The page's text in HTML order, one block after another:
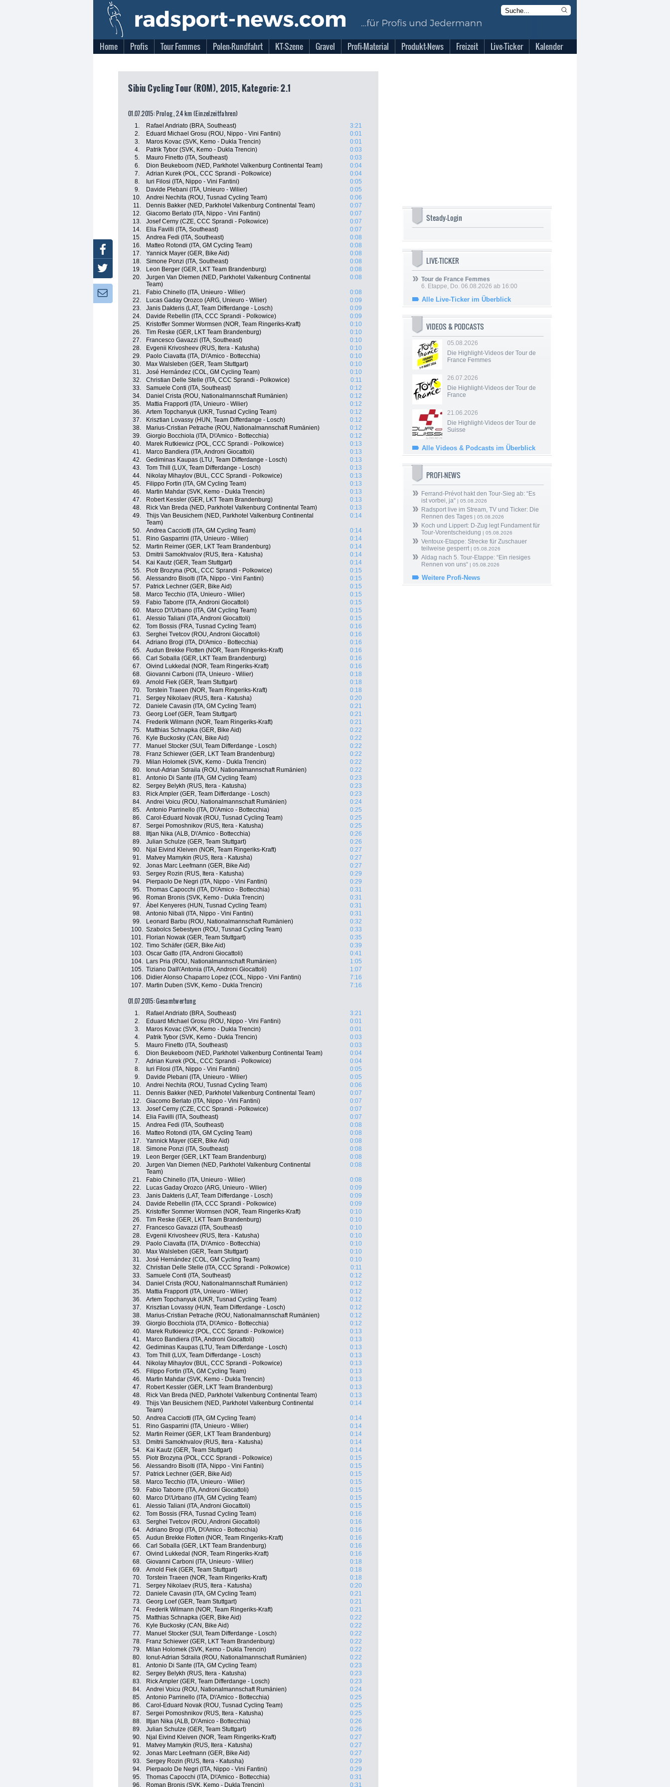
Home Profis Tour Femmes Polen-Rundfahrt KT-Szene Gravel Profi-Material Produkt-News Freizeit Live-Ticker Kalender
Sibiu Cycling Tour (ROM), 2015, Kategorie: 2.1
01.07.2015: Prolog , 2.4 km (Einzelzeitfahren)
1. Rafael Andriato (BRA, Southeast)
3:21
2.
Eduard Michael Grosu (ROU, Nippo - Vini Fantini)
0:01
3.
Maros Kovac (SVK, Kemo - Dukla Trencin)
0:01
4.
Patrik Tybor (SVK, Kemo - Dukla Trencin)
0:03
5.
Mauro Finetto (ITA, Southeast)
0:03
6.
Dion Beukeboom (NED, Parkhotel Valkenburg Continental Team)
0:04
7.
Adrian Kurek (POL, CCC Sprandi - Polkowice)
0:04
8.
Iuri Filosi (ITA, Nippo - Vini Fantini)
0:05
9.
Davide Plebani (ITA, Unieuro - Wilier)
0:05
10.
Andrei Nechita (ROU, Tusnad Cycling Team)
0:06
11.
Dennis Bakker (NED, Parkhotel Valkenburg Continental Team)
0:07
12.
Giacomo Berlato (ITA, Nippo - Vini Fantini)
0:07
13.
Josef Cerny (CZE, CCC Sprandi - Polkowice)
0:07
14.
Elia Favilli (ITA, Southeast)
0:07
15.
Andrea Fedi (ITA, Southeast)
0:08
16.
Matteo Rotondi (ITA, GM Cycling Team)
0:08
17.
Yannick Mayer (GER, Bike Aid)
0:08
18.
Simone Ponzi (ITA, Southeast)
0:08
19.
Leon Berger (GER, LKT Team Brandenburg)
0:08
20.
Jurgen Van Diemen (NED, Parkhotel Valkenburg Continental
Team)
0:08
21. Fabio Chinello (ITA, Unieuro - Wilier)
0:08
22.
Lucas Gaday Orozco (ARG, Unieuro - Wilier)
0:09
23.
Janis Dakteris (LAT, Team Differdange - Losch)
0:09
24.
Davide Rebellin (ITA, CCC Sprandi - Polkowice)
0:09
25.
Kristoffer Sommer Wormsen (NOR, Team Ringeriks-Kraft)
0:10
26.
Tim Reske (GER, LKT Team Brandenburg)
0:10
27.
Francesco Gavazzi (ITA, Southeast)
0:10
28.
Evgenii Krivosheev (RUS, Itera - Katusha)
0:10
29.
Paolo Ciavatta (ITA, D\'Amico - Bottecchia)
0:10
30.
Max Walsleben (GER, Team Stuttgart)
0:10
31.
José Hernández (COL, GM Cycling Team)
0:10
32.
Christian Delle Stelle (ITA, CCC Sprandi - Polkowice)
0:11
33.
Samuele Conti (ITA, Southeast)
0:12
34.
Daniel Crista (ROU, Nationalmannschaft Rumänien)
0:12
35.
Mattia Frapporti (ITA, Unieuro - Wilier)
0:12
36.
Artem Topchanyuk (UKR, Tusnad Cycling Team)
0:12
37.
Krisztian Lovassy (HUN, Team Differdange - Losch)
0:12
38.
Marius-Cristian Petrache (ROU, Nationalmannschaft Rumänien)
0:12
39.
Giorgio Bocchiola (ITA, D\'Amico - Bottecchia)
0:12
40.
Marek Rutkiewicz (POL, CCC Sprandi - Polkowice)
0:13
41.
Marco Bandiera (ITA, Androni Giocattoli)
0:13
42.
Gediminas Kaupas (LTU, Team Differdange - Losch)
0:13
43.
Tom Thill (LUX, Team Differdange - Losch)
0:13
44.
Nikolay Mihaylov (BUL, CCC Sprandi - Polkowice)
0:13
45.
Filippo Fortin (ITA, GM Cycling Team)
0:13
46.
Martin Mahdar (SVK, Kemo - Dukla Trencin)
0:13
47.
Robert Kessler (GER, LKT Team Brandenburg)
0:13
48.
Rick Van Breda (NED, Parkhotel Valkenburg Continental Team)
0:13
49.
Thijs Van Beusichem (NED, Parkhotel Valkenburg Continental
Team)
0:14
50. Andrea Cacciotti (ITA, GM Cycling Team)
0:14
51.
Rino Gasparrini (ITA, Unieuro - Wilier)
0:14
52.
Martin Reimer (GER, LKT Team Brandenburg)
0:14
53.
Dmitrii Samokhvalov (RUS, Itera - Katusha)
0:14
54.
Kai Kautz (GER, Team Stuttgart)
0:14
55.
Piotr Brozyna (POL, CCC Sprandi - Polkowice)
0:15
56.
Alessandro Bisolti (ITA, Nippo - Vini Fantini)
0:15
57.
Patrick Lechner (GER, Bike Aid)
0:15
58.
Marco Tecchio (ITA, Unieuro - Wilier)
0:15
59.
Fabio Taborre (ITA, Androni Giocattoli)
0:15
60.
Marco D\'Urbano (ITA, GM Cycling Team)
0:15
61.
Alessio Taliani (ITA, Androni Giocattoli)
0:15
62.
Tom Bossis (FRA, Tusnad Cycling Team)
0:16
63.
Serghei Tvetcov (ROU, Androni Giocattoli)
0:16
64.
Adriano Brogi (ITA, D\'Amico - Bottecchia)
0:16
65.
Audun Brekke Flotten (NOR, Team Ringeriks-Kraft)
0:16
66.
Carl Soballa (GER, LKT Team Brandenburg)
0:16
67.
Oivind Lukkedal (NOR, Team Ringeriks-Kraft)
0:16
68.
Giovanni Carboni (ITA, Unieuro - Wilier)
0:18
69.
Arnold Fiek (GER, Team Stuttgart)
0:18
70.
Torstein Traeen (NOR, Team Ringeriks-Kraft)
0:18
71.
Sergey Nikolaev (RUS, Itera - Katusha)
0:20
72.
Daniele Cavasin (ITA, GM Cycling Team)
0:21
73.
Georg Loef (GER, Team Stuttgart)
0:21
74.
Frederik Wilmann (NOR, Team Ringeriks-Kraft)
0:21
75.
Matthias Schnapka (GER, Bike Aid)
0:22
76.
Kyle Buckosky (CAN, Bike Aid)
0:22
77.
Manuel Stocker (SUI, Team Differdange - Losch)
0:22
78.
Franz Schiewer (GER, LKT Team Brandenburg)
0:22
79.
Milan Holomek (SVK, Kemo - Dukla Trencin)
0:22
80.
Ionut-Adrian Sdraila (ROU, Nationalmannschaft Rumänien)
0:22
81.
Antonio Di Sante (ITA, GM Cycling Team)
0:23
82.
Sergey Belykh (RUS, Itera - Katusha)
0:23
83.
Rick Ampler (GER, Team Differdange - Losch)
0:23
84.
Andrei Voicu (ROU, Nationalmannschaft Rumänien)
0:24
85.
Antonio Parrinello (ITA, D\'Amico - Bottecchia)
0:25
86.
Carol-Eduard Novak (ROU, Tusnad Cycling Team)
0:25
87.
Sergei Pomoshnikov (RUS, Itera - Katusha)
0:25
88.
Iltjan Nika (ALB, D\'Amico - Bottecchia)
0:26
89.
Julian Schulze (GER, Team Stuttgart)
0:26
90.
Njal Eivind Kleiven (NOR, Team Ringeriks-Kraft)
0:27
91.
Matvey Mamykin (RUS, Itera - Katusha)
0:27
92.
Jonas Marc Leefmann (GER, Bike Aid)
0:27
93.
Sergey Rozin (RUS, Itera - Katusha)
0:29
94.
Pierpaolo De Negri (ITA, Nippo - Vini Fantini)
0:29
95.
Thomas Capocchi (ITA, D\'Amico - Bottecchia)
0:31
96.
Roman Bronis (SVK, Kemo - Dukla Trencin)
0:31
97.
Ábel Kenyeres (HUN, Tusnad Cycling Team)
0:31
98.
Antonio Nibali (ITA, Nippo - Vini Fantini)
0:31
99.
Leonard Barbu (ROU, Nationalmannschaft Rumänien)
0:32
100. Szabolcs Sebestyen (ROU, Tusnad Cycling Team)
0:33
101.
Florian Nowak (GER, Team Stuttgart)
0:35
102. Timo Schäfer (GER, Bike Aid)
0:39
103. Oscar Gatto (ITA, Androni Giocattoli)
0:41
104.
Lars Pria (ROU, Nationalmannschaft Rumänien)
1:05
105. Tiziano Dall\'Antonia (ITA, Androni Giocattoli)
1:07
106.
Didier Alonso Chaparro Lopez (COL, Nippo - Vini Fantini)
7:16
107.
Martin Duben (SVK, Kemo - Dukla Trencin) 7:16
01.07.2015: Gesamtwertung
1. Rafael Andriato (BRA, Southeast)
3:21
2.
Eduard Michael Grosu (ROU, Nippo - Vini Fantini)
0:01
3.
Maros Kovac (SVK, Kemo - Dukla Trencin)
0:01
4.
Patrik Tybor (SVK, Kemo - Dukla Trencin)
0:03
5.
Mauro Finetto (ITA, Southeast)
0:03
6.
Dion Beukeboom (NED, Parkhotel Valkenburg Continental Team)
0:04
7.
Adrian Kurek (POL, CCC Sprandi - Polkowice)
0:04
8.
Iuri Filosi (ITA, Nippo - Vini Fantini)
0:05
9.
Davide Plebani (ITA, Unieuro - Wilier)
0:05
10.
Andrei Nechita (ROU, Tusnad Cycling Team)
0:06
11.
Dennis Bakker (NED, Parkhotel Valkenburg Continental Team)
0:07
12.
Giacomo Berlato (ITA, Nippo - Vini Fantini)
0:07
13.
Josef Cerny (CZE, CCC Sprandi - Polkowice)
0:07
14.
Elia Favilli (ITA, Southeast)
0:07
15.
Andrea Fedi (ITA, Southeast)
0:08
16.
Matteo Rotondi (ITA, GM Cycling Team)
0:08
17.
Yannick Mayer (GER, Bike Aid)
0:08
18.
Simone Ponzi (ITA, Southeast)
0:08
19.
Leon Berger (GER, LKT Team Brandenburg)
0:08
20.
Jurgen Van Diemen (NED, Parkhotel Valkenburg Continental
Team)
0:08
21. Fabio Chinello (ITA, Unieuro - Wilier)
0:08
22.
Lucas Gaday Orozco (ARG, Unieuro - Wilier)
0:09
23.
Janis Dakteris (LAT, Team Differdange - Losch)
0:09
24.
Davide Rebellin (ITA, CCC Sprandi - Polkowice)
0:09
25.
Kristoffer Sommer Wormsen (NOR, Team Ringeriks-Kraft)
0:10
26.
Tim Reske (GER, LKT Team Brandenburg)
0:10
27.
Francesco Gavazzi (ITA, Southeast)
0:10
28.
Evgenii Krivosheev (RUS, Itera - Katusha)
0:10
29.
Paolo Ciavatta (ITA, D\'Amico - Bottecchia)
0:10
30.
Max Walsleben (GER, Team Stuttgart)
0:10
31.
José Hernández (COL, GM Cycling Team)
0:10
32.
Christian Delle Stelle (ITA, CCC Sprandi - Polkowice)
0:11
33.
Samuele Conti (ITA, Southeast)
0:12
34.
Daniel Crista (ROU, Nationalmannschaft Rumänien)
0:12
35.
Mattia Frapporti (ITA, Unieuro - Wilier)
0:12
36.
Artem Topchanyuk (UKR, Tusnad Cycling Team)
0:12
37.
Krisztian Lovassy (HUN, Team Differdange - Losch)
0:12
38.
Marius-Cristian Petrache (ROU, Nationalmannschaft Rumänien)
0:12
39.
Giorgio Bocchiola (ITA, D\'Amico - Bottecchia)
0:12
40.
Marek Rutkiewicz (POL, CCC Sprandi - Polkowice)
0:13
41.
Marco Bandiera (ITA, Androni Giocattoli)
0:13
42.
Gediminas Kaupas (LTU, Team Differdange - Losch)
0:13
43.
Tom Thill (LUX, Team Differdange - Losch)
0:13
44.
Nikolay Mihaylov (BUL, CCC Sprandi - Polkowice)
0:13
45.
Filippo Fortin (ITA, GM Cycling Team)
0:13
46.
Martin Mahdar (SVK, Kemo - Dukla Trencin)
0:13
47.
Robert Kessler (GER, LKT Team Brandenburg)
0:13
48.
Rick Van Breda (NED, Parkhotel Valkenburg Continental Team)
0:13
49.
Thijs Van Beusichem (NED, Parkhotel Valkenburg Continental
Team)
0:14
50. Andrea Cacciotti (ITA, GM Cycling Team)
0:14
51.
Rino Gasparrini (ITA, Unieuro - Wilier)
0:14
52.
Martin Reimer (GER, LKT Team Brandenburg)
0:14
53.
Dmitrii Samokhvalov (RUS, Itera - Katusha)
0:14
54.
Kai Kautz (GER, Team Stuttgart)
0:14
55.
Piotr Brozyna (POL, CCC Sprandi - Polkowice)
0:15
56.
Alessandro Bisolti (ITA, Nippo - Vini Fantini)
0:15
57.
Patrick Lechner (GER, Bike Aid)
0:15
58.
Marco Tecchio (ITA, Unieuro - Wilier)
0:15
59.
Fabio Taborre (ITA, Androni Giocattoli)
0:15
60.
Marco D\'Urbano (ITA, GM Cycling Team)
0:15
61.
Alessio Taliani (ITA, Androni Giocattoli)
0:15
62.
Tom Bossis (FRA, Tusnad Cycling Team)
0:16
63.
Serghei Tvetcov (ROU, Androni Giocattoli)
0:16
64.
Adriano Brogi (ITA, D\'Amico - Bottecchia)
0:16
65.
Audun Brekke Flotten (NOR, Team Ringeriks-Kraft)
0:16
66.
Carl Soballa (GER, LKT Team Brandenburg)
0:16
67.
Oivind Lukkedal (NOR, Team Ringeriks-Kraft)
0:16
68.
Giovanni Carboni (ITA, Unieuro - Wilier)
0:18
69.
Arnold Fiek (GER, Team Stuttgart)
0:18
70.
Torstein Traeen (NOR, Team Ringeriks-Kraft)
0:18
71.
Sergey Nikolaev (RUS, Itera - Katusha)
0:20
72.
Daniele Cavasin (ITA, GM Cycling Team)
0:21
73.
Georg Loef (GER, Team Stuttgart)
0:21
74.
Frederik Wilmann (NOR, Team Ringeriks-Kraft)
0:21
75.
Matthias Schnapka (GER, Bike Aid)
0:22
76.
Kyle Buckosky (CAN, Bike Aid)
0:22
77.
Manuel Stocker (SUI, Team Differdange - Losch)
0:22
78.
Franz Schiewer (GER, LKT Team Brandenburg)
0:22
79.
Milan Holomek (SVK, Kemo - Dukla Trencin)
0:22
80.
Ionut-Adrian Sdraila (ROU, Nationalmannschaft Rumänien)
0:22
81.
Antonio Di Sante (ITA, GM Cycling Team)
0:23
82.
Sergey Belykh (RUS, Itera - Katusha)
0:23
83.
Rick Ampler (GER, Team Differdange - Losch)
0:23
84.
Andrei Voicu (ROU, Nationalmannschaft Rumänien)
0:24
85.
Antonio Parrinello (ITA, D\'Amico - Bottecchia)
0:25
86.
Carol-Eduard Novak (ROU, Tusnad Cycling Team)
0:25
87.
Sergei Pomoshnikov (RUS, Itera - Katusha)
0:25
88.
Iltjan Nika (ALB, D\'Amico - Bottecchia)
0:26
89.
Julian Schulze (GER, Team Stuttgart)
0:26
90.
Njal Eivind Kleiven (NOR, Team Ringeriks-Kraft)
0:27
91.
Matvey Mamykin (RUS, Itera - Katusha)
0:27
92.
Jonas Marc Leefmann (GER, Bike Aid)
0:27
93.
Sergey Rozin (RUS, Itera - Katusha)
0:29
94.
Pierpaolo De Negri (ITA, Nippo - Vini Fantini)
0:29
95.
Thomas Capocchi (ITA, D\'Amico - Bottecchia)
0:31
96.
Roman Bronis (SVK, Kemo - Dukla Trencin) 0:31
Steady-Login
LIVE-TICKER
Tour de France Femmes
6. Etappe, Do. 06.08.2026 ab 16:00
Alle Live-Ticker im Überblick
VIDEOS & PODCASTS
05.08.2026
Die Highlight-Videos der Tour de
France Femmes
26.07.2026
Die Highlight-Videos der Tour de
France
21.06.2026
Die Highlight-Videos der Tour de
Suisse
Alle Videos & Podcasts im Überblick
PROFI-NEWS
Ferrand-Prévot hakt den Tour-Sieg ab: “Es
ist vorbei, ja“ | 05.08.2026
Radsport live im Stream, TV und Ticker: Die
Rennen des Tages | 05.08.2026
Koch und Lippert: D-Zug legt Fundament für
Tour-Vorentscheidung | 05.08.2026
Ventoux-Etappe: Strecke für Zuschauer
teilweise gesperrt| 05.08.2026
Aldag nach 5. Tour-Etappe: “Ein riesiges
Rennen von uns“ | 05.08.2026
Weitere Profi-News
Facebook
Twitter
Newsletter: